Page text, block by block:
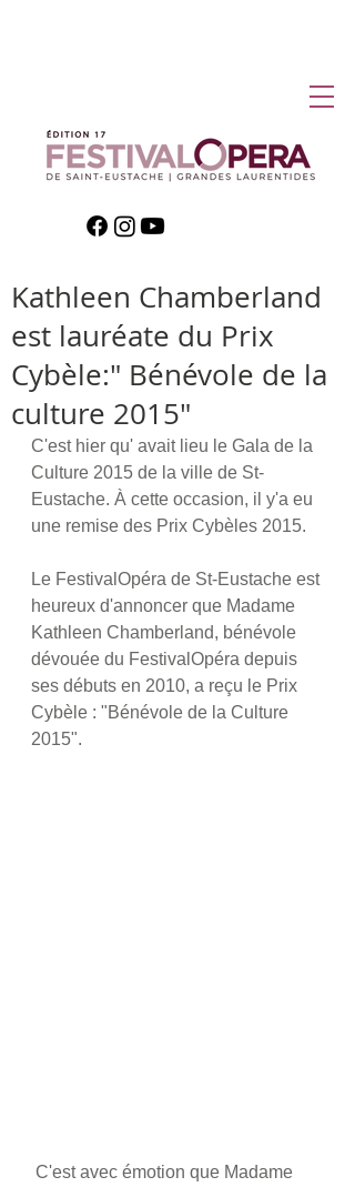
Kathleen Chamberland
est lauréate du Prix
Cybèle:" Bénévole de la
culture 2015"
C'est hier qu' avait lieu le Gala de la
Culture 2015 de la ville de St-
Eustache. À cette occasion, il y'a eu
une remise des Prix Cybèles 2015.
Le FestivalOpéra de St-Eustache est
heureux d'annoncer que Madame
Kathleen Chamberland, bénévole
dévouée du FestivalOpéra depuis
ses débuts en 2010, a reçu le Prix
Cybèle : "Bénévole de la Culture
2015".
​ C'est avec émotion que Madame